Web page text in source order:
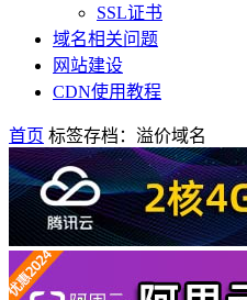
SSL证书
域名相关问题
网站建设
CDN使用教程
首页 标签存档：溢价域名